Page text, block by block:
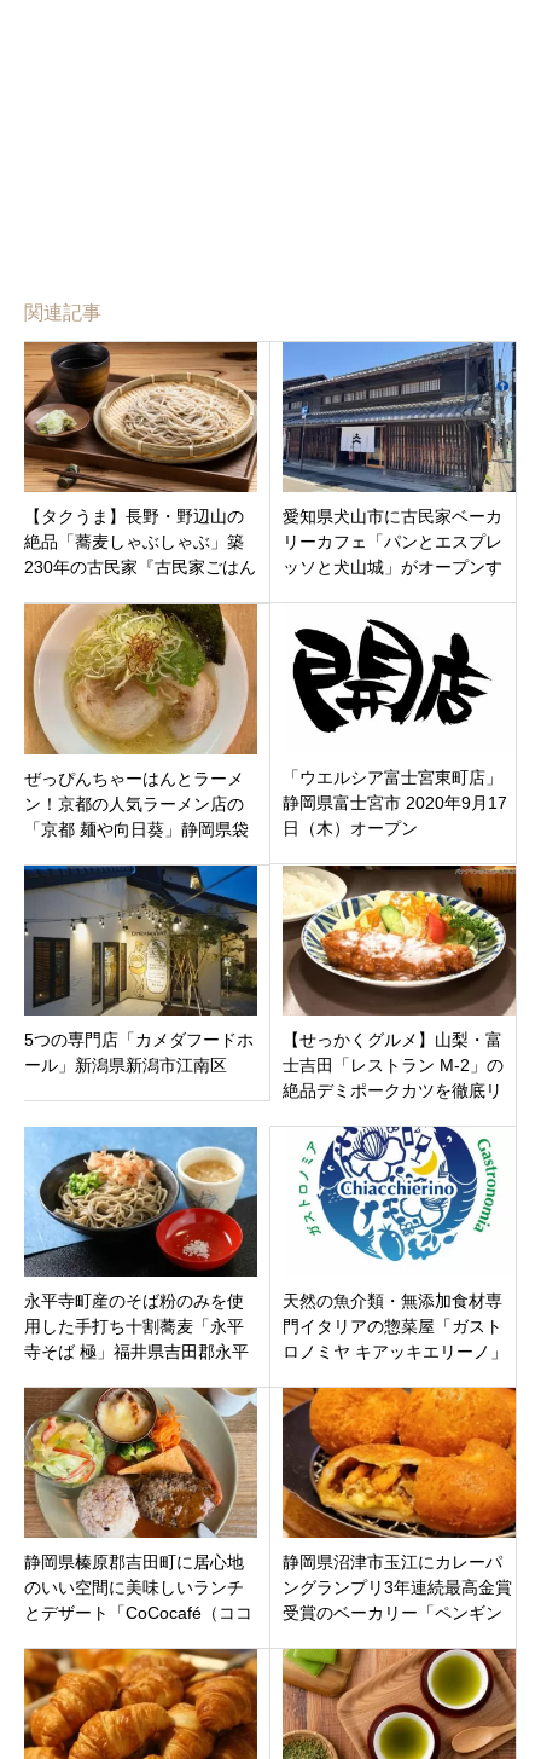
関連記事
【タクうま】長野・野辺山の
絶品「蕎麦しゃぶしゃぶ」築
230年の古民家『古民家ごはん
宝物ごはん
愛知県犬山市に古民家ベーカ
リーカフェ「パンとエスプレ
ッソと犬山城」がオープンす
生ドーナツも？！
ぜっぴんちゃーはんとラーメ
ン！京都の人気ラーメン店の
「京都 麺や向日葵」静岡県袋
「ウエルシア富士宮東町店」
静岡県富士宮市 2020年9月17
日（木）オープン
5つの専門店「カメダフードホ
ール」新潟県新潟市江南区
【せっかくグルメ】山梨・富
士吉田「レストラン M-2」の
絶品デミポークカツを徹底リ
強グルメの秘密
永平寺町産のそば粉のみを使
用した手打ち十割蕎麦「永平
寺そば 極」福井県吉田郡永平
天然の魚介類・無添加食材専
門イタリアの惣菜屋「ガスト
ロノミヤ キアッキエリーノ」
日（火）オープン
静岡県榛原郡吉田町に居心地
のいい空間に美味しいランチ
とデザート「CoCocafé（ココ
静岡県沼津市玉江にカレーパ
ングランプリ3年連続最高金賞
受賞のベーカリー「ペンギン
オープン！